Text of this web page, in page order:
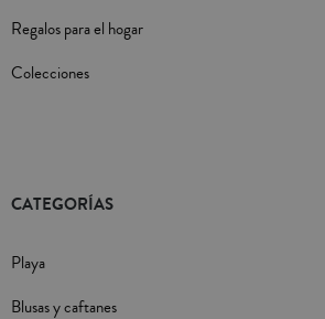
Regalos para el hogar
Colecciones
CATEGORÍAS
Playa
Blusas y caftanes